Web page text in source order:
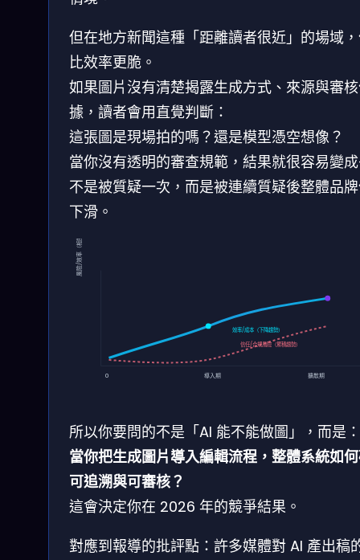
但在地方新聞這種「距離讀者很近」的場域
比效率更脆。
如果圖片沒有清楚揭露生成方式、來源與審
據，讀者會用直覺判斷：
這張圖是現場拍的嗎？還是模型憑空想像？
當你沒有透明的審查規範，結果就很容易變
不是被質疑一次，而是被連續質疑後整體品
下滑。
0 導入期 擴散期
風險/效率（相對）
效率/成本（下降趨勢）
信任/合規風險（累積趨勢）
所以你要問的不是「AI 能不能做圖」，而是：
當你把生成圖片導入編輯流程，整體系統如
可追溯與可審核？
這會決定你在 2026 年的競爭結果。
對應到報導的批評點：許多媒體對 AI 產出稿